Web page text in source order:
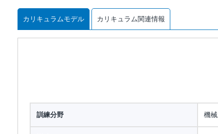
カリキュラムモデル カリキュラム関連情報
訓練分野 機